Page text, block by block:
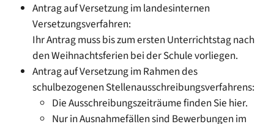
Antrag auf Versetzung im landesinternen
Versetzungsverfahren:
Ihr Antrag muss bis zum ersten Unterrichtstag nach
den Weihnachtsferien bei der Schule vorliegen.
Antrag auf Versetzung im Rahmen des
schulbezogenen Stellenausschreibungsverfahrens:
Die Ausschreibungszeiträume finden Sie hier.
Nur in Ausnahmefällen sind Bewerbungen im